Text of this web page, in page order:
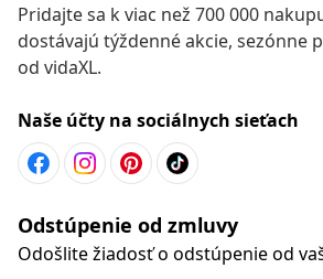
Pridajte sa k viac než 700 000
dostávajú týždenné akcie, sezónne
od vidaXL.
Naše účty na sociálnych sieťach
Odstúpenie od zmluvy
Odošlite žiadosť o odstúpenie od